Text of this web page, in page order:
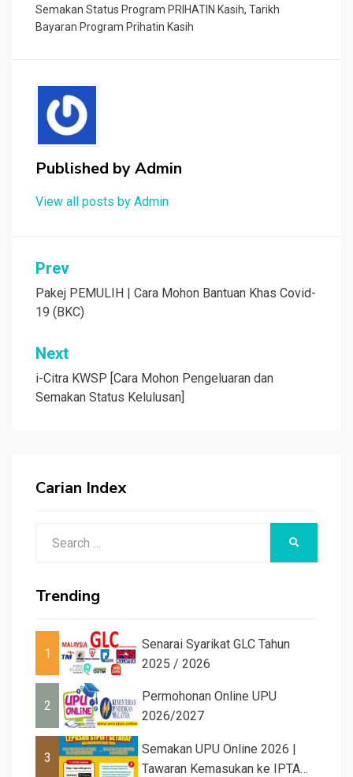
Semakan Status Program PRIHATIN Kasih, Tarikh
Bayaran Program Prihatin Kasih
Published byAdmin
View all posts by Admin
Post
navigation
Prev
Pakej PEMULIH | Cara Mohon Bantuan Khas Covid-
19 (BKC)
Next
i-Citra KWSP [Cara Mohon Pengeluaran dan
Semakan Status Kelulusan]
Carian Index
Trending
1
Senarai Syarikat GLC Tahun
2025 / 2026
2
Permohonan Online UPU
2026/2027
3
Semakan UPU Online 2026 |
Tawaran Kemasukan ke IPTA